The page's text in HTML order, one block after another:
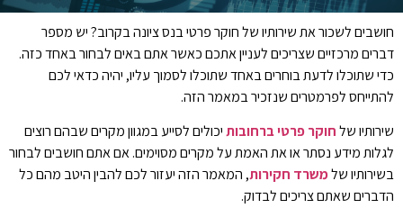
חושבים לשכור את שירותיו של חוקר פרטי בנס ציונה בקרוב? יש מספר
דברים מרכזיים שצריכים לעניין אתכם כאשר אתם באים לבחור באחד כזה.
כדי שתוכלו לדעת בוחרים באחד שתוכלו לסמוך עליו, יהיה כדאי לכם
להתייחס לפרמטרים שנזכיר במאמר הזה.
שירותיו שלחוקר פרטי ברחובותיכולים לסייע במגוון מקרים שבהם רוצים
לגלות מידע נסתר או את האמת על מקרים מסוימים. אם אתם חושבים לבחור
בשירותיו שלמשרד חקירות, המאמר הזה יעזור לכם להבין היטב מהם כל
הדברים שאתם צריכים לבדוק.